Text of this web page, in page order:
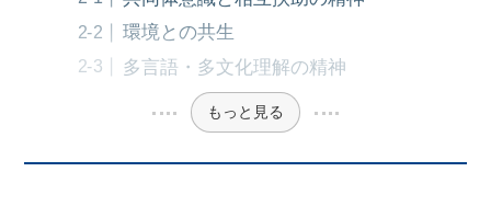
環境との共生
多言語・多文化理解の精神
もっと見る